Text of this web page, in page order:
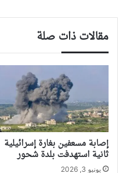
مقالات ذات صلة
إصابة مسعفين بغارة إسرائيلية
ثانية استهدفت بلدة شحور
يونيو 3, 2026